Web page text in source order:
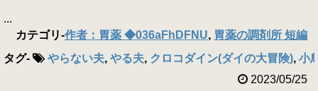
...
カテゴリ-作者：胃薬 ◆036aFhDFNU, 胃薬の調剤所 短編
タグ- やらない夫, やる夫, クロコダイン(ダイの大冒険), 小
2023/05/25